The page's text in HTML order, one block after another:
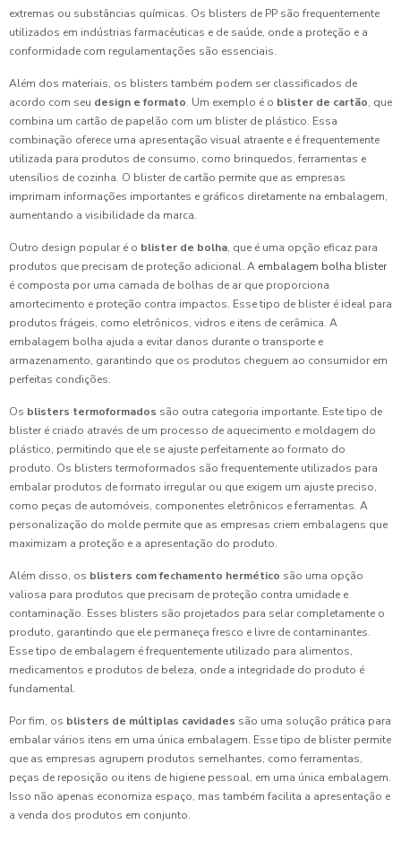
extremas ou substâncias químicas. Os blisters de PP são frequentemente
utilizados em indústrias farmacêuticas e de saúde, onde a proteção e a
conformidade com regulamentações são essenciais.
Além dos materiais, os blisters também podem ser classificados de
acordo com seu design e formato. Um exemplo é o blister de cartão, que
combina um cartão de papelão com um blister de plástico. Essa
combinação oferece uma apresentação visual atraente e é frequentemente
utilizada para produtos de consumo, como brinquedos, ferramentas e
utensílios de cozinha. O blister de cartão permite que as empresas
imprimam informações importantes e gráficos diretamente na embalagem,
aumentando a visibilidade da marca.
Outro design popular é o blister de bolha, que é uma opção eficaz para
produtos que precisam de proteção adicional. A embalagem bolha blister
é composta por uma camada de bolhas de ar que proporciona
amortecimento e proteção contra impactos. Esse tipo de blister é ideal para
produtos frágeis, como eletrônicos, vidros e itens de cerâmica. A
embalagem bolha ajuda a evitar danos durante o transporte e
armazenamento, garantindo que os produtos cheguem ao consumidor em
perfeitas condições.
Os blisters termoformados são outra categoria importante. Este tipo de
blister é criado através de um processo de aquecimento e moldagem do
plástico, permitindo que ele se ajuste perfeitamente ao formato do
produto. Os blisters termoformados são frequentemente utilizados para
embalar produtos de formato irregular ou que exigem um ajuste preciso,
como peças de automóveis, componentes eletrônicos e ferramentas. A
personalização do molde permite que as empresas criem embalagens que
maximizam a proteção e a apresentação do produto.
Além disso, os blisters com fechamento hermético são uma opção
valiosa para produtos que precisam de proteção contra umidade e
contaminação. Esses blisters são projetados para selar completamente o
produto, garantindo que ele permaneça fresco e livre de contaminantes.
Esse tipo de embalagem é frequentemente utilizado para alimentos,
medicamentos e produtos de beleza, onde a integridade do produto é
fundamental.
Por fim, os blisters de múltiplas cavidades são uma solução prática para
embalar vários itens em uma única embalagem. Esse tipo de blister permite
que as empresas agrupem produtos semelhantes, como ferramentas,
peças de reposição ou itens de higiene pessoal, em uma única embalagem.
Isso não apenas economiza espaço, mas também facilita a apresentação e
a venda dos produtos em conjunto.